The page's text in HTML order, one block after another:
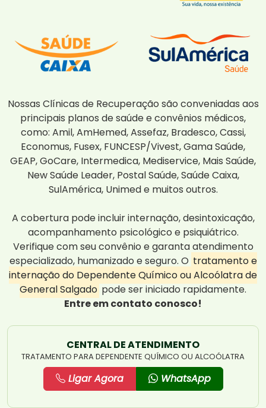
Nossas Clínicas de Recuperação são conveniadas aos
principais planos de saúde e convênios médicos,
como: Amil, AmHemed, Assefaz, Bradesco, Cassi,
Economus, Fusex, FUNCESP/Vivest, Gama Saúde,
GEAP, GoCare, Intermedica, Mediservice, Mais Saúde,
New Saúde Leader, Postal Saúde, Saúde Caixa,
SulAmérica, Unimed e muitos outros.
A cobertura pode incluir internação, desintoxicação,
acompanhamento psicológico e psiquiátrico.
Verifique com seu convênio e garanta atendimento
especializado, humanizado e seguro. O tratamento e
internação do Dependente Químico ou Alcoólatra de
General Salgado pode ser iniciado rapidamente.
Entre em contato conosco!
CENTRAL DE ATENDIMENTO
TRATAMENTO PARA DEPENDENTE QUÍMICO OU ALCOÓLATRA
Ligar Agora WhatsApp